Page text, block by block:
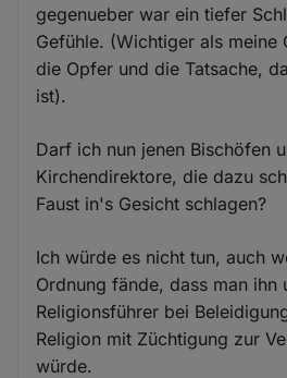
gegenueber war ein tiefer
Gefühle. (Wichtiger als meine
die Opfer und die Tatsache,
ist).
Darf ich nun jenen Bischöfen
Kirchendirektore, die dazu
Faust in's Gesicht schlagen?
Ich würde es nicht tun, auch
Ordnung fände, dass man ihn
Religionsführer bei
Religion mit Züchtigung zur
würde.